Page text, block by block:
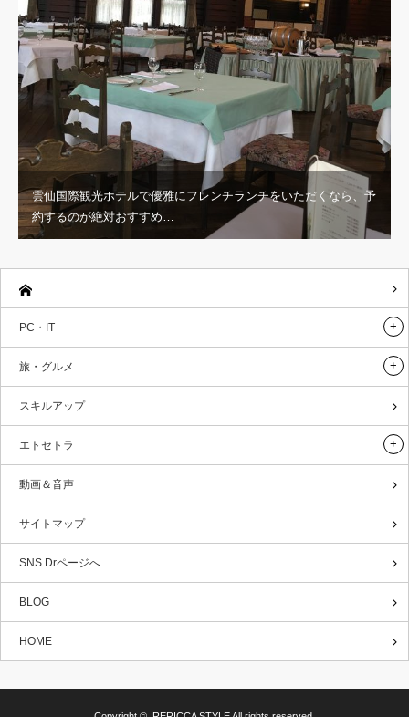
雲仙国際観光ホテルで優雅にフレンチランチをいただくなら、予
約するのが絶対おすすめ…
PC・IT
旅・グルメ
スキルアップ
エトセトラ
動画＆音声
サイトマップ
SNS Drページへ
BLOG
HOME